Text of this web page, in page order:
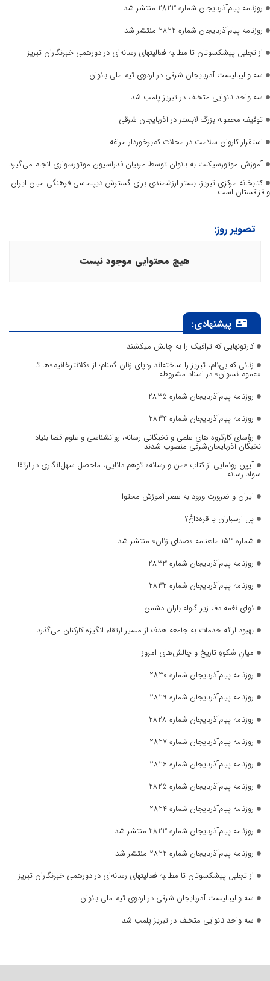
روزنامه پیام‌آذربایجان شماره 2823 منتشر شد
روزنامه پیام‌آذربایجان شماره 2822 منتشر شد
از تجلیل پیشکسوتان تا مطالبه فعالیتهای رسانه‌ای در دورهمی خبرنگاران تبریز
سه والیبالیست آذربایجان‌ شرقی در اردوی تیم ملی بانوان
سه واحد نانوایی متخلف در تبریز پلمب شد
توقیف محموله بزرگ لابستر در آذربایجان شرقی
استقرار کاروان سلامت در محلات کم‌برخوردار مراغه
آموزش موتورسیکلت به بانوان توسط مربیان فدراسیون موتورسواری انجام می‌گیرد
کتابخانه مرکزی تبریز، بستر ارزشمندی برای گسترش دیپلماسی فرهنگی میان ایران
و قزاقستان است
تصویر روز:
هیچ محتوایی موجود نیست
پیشنهادی:
کارتونهایی که ترافیک را به چالش میکشند
زنانی که بی‌نام، تبریز را ساخته‌اند ردپای زنان گمنام؛ از «کلانترخانیم»ها تا
«عموم نسوان» در اسناد مشروطه
روزنامه پیام‌آذربایجان شماره 2835
روزنامه پیام‌آذربایجان شماره 2834
رؤسای کارگروه های علمی و نخبگانی رسانه، روانشناسی و علوم قضا بنیاد
نخبگان آذربایجان‌شرقی منصوب شدند
آیین رونمایی از کتاب «من و رسانه» توهم دانایی، ماحصل سهل‌انگاری در ارتقا
سواد رسانه
ایران و ضرورت ورود به عصر آموزش محتوا
پل ارسباران یا قره‌داغ؟
شماره ۱۵۳ ماهنامه «صدای زنان» منتشر شد
روزنامه پیام‌آذربایجان شماره 2833
روزنامه پیام‌آذربایجان شماره 2832
نوای نغمه دف زیر گلوله باران دشمن
بهبود ارائه خدمات به جامعه هدف از مسیر ارتقاء انگیزه کارکنان می‌گذرد
میانِ شکوهِ تاریخ و چالش‌های امروز
روزنامه پیام‌آذربایجان شماره 2830
روزنامه پیام‌آذربایجان شماره 2829
روزنامه پیام‌آذربایجان شماره 2828
روزنامه پیام‌آذربایجان شماره 2827
روزنامه پیام‌آذربایجان شماره 2826
روزنامه پیام‌آذربایجان شماره 2825
روزنامه پیام‌آذربایجان شماره 2824
روزنامه پیام‌آذربایجان شماره 2823 منتشر شد
روزنامه پیام‌آذربایجان شماره 2822 منتشر شد
از تجلیل پیشکسوتان تا مطالبه فعالیتهای رسانه‌ای در دورهمی خبرنگاران تبریز
سه والیبالیست آذربایجان‌ شرقی در اردوی تیم ملی بانوان
سه واحد نانوایی متخلف در تبریز پلمب شد